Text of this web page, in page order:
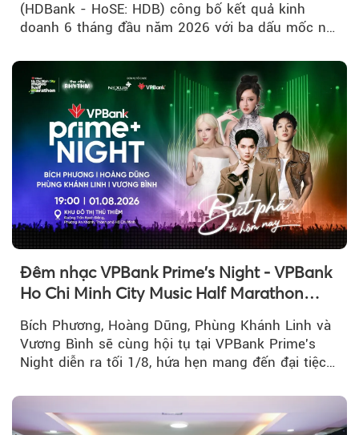
(HDBank - HoSE: HDB) công bố kết quả kinh
doanh 6 tháng đầu năm 2026 với ba dấu mốc nổi
Đêm nhạc VPBank Prime's Night - VPBank
Ho Chi Minh City Music Half Marathon
Bích Phương, Hoàng Dũng, Phùng Khánh Linh và
Vương Bình sẽ cùng hội tụ tại VPBank Prime's
Night diễn ra tối 1/8, hứa hẹn mang đến đại tiệc